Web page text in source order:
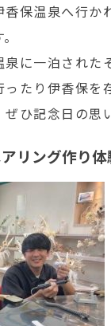
香保温泉へ行か
に一泊された
たり伊香保を
ひ記念日の思
リング作り